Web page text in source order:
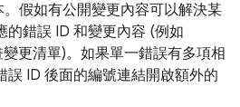
。假如有公開變更內容可以解決某
的錯誤 ID 和變更內容 (例如
更清單)。如果單一錯誤有多項相
誤 ID 後面的編號連結開啟額外的